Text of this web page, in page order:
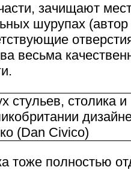
зачищают
шурупах
весьма
тоже полностью